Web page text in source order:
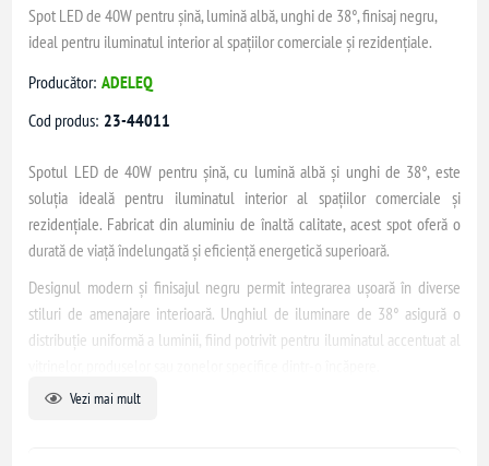
Spot LED de 40W pentru șină, lumină albă, unghi de 38°, finisaj negru,
ideal pentru iluminatul interior al spațiilor comerciale și rezidențiale.
Producător: ADELEQ
Cod produs: 23-44011
Spotul LED de 40W pentru șină, cu lumină albă și unghi de 38°, este
soluția ideală pentru iluminatul interior al spațiilor comerciale și
rezidențiale. Fabricat din aluminiu de înaltă calitate, acest spot oferă o
durată de viață îndelungată și eficiență energetică superioară.
Designul modern și finisajul negru permit integrarea ușoară în diverse
stiluri de amenajare interioară. Unghiul de iluminare de 38° asigură o
distribuție uniformă a luminii, fiind potrivit pentru iluminatul accentuat al
Instalarea pe șină permite flexibilitate în poziționare și orientare,
Vezi mai mult